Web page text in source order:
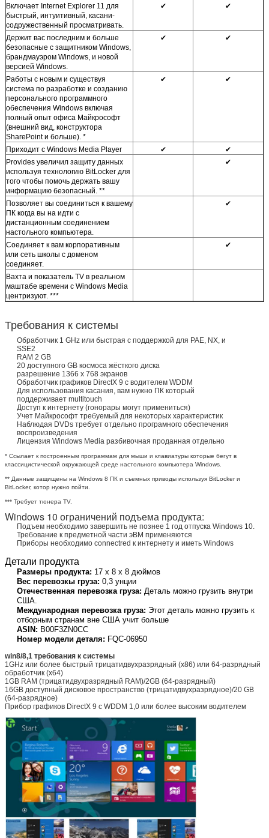
Включает Internet Explorer 11 для
быстрый, интуитивный, касани-
содружественный просматривать.
✔ ✔
Держит вас последним и больше
безопасные с защитником Windows,
брандмауэром Windows, и новой
версией Windows.
✔ ✔
Работы с новым и существуя
система по разработке и созданию
персонального программного
обеспечения Windows включая
полный опыт офиса Майкрософт
(внешний вид, конструктора
SharePoint и больше). *
✔ ✔
Приходит с Windows Media Player ✔
✔
Provides увеличил защиту данных
используя технологию BitLocker для
того чтобы помочь держать вашу
информацию безопасный. **
✔
Позволяет вы соединиться к вашему
ПК когда вы на идти с
дистанционным соединением
настольного компьютера.
✔
Соединяет к вам корпоративным
или сеть школы с доменом
соединяет.
✔
Вахта и показатель TV в реальном
маштабе времени с Windows Media
центризуют. ***
Требования к системы
Обработчик 1 GHz или быстрая с поддержкой для PAE, NX, и
SSE2
RAM 2 GB
20 доступного GB космоса жёсткого диска
разрешение 1366 x 768 экранов
Обработчик графиков DirectX 9 с водителем WDDM
Для использования касания, вам нужно ПК который
поддерживает multitouch
Доступ к интернету (гонорары могут примениться)
Учет Майкрософт требуемый для некоторых характеристик
Наблюдая DVDs требует отдельно програмного обеспечения
воспроизведения
Лицензия Windows Media разбивочная проданная отдельно
* Ссылает к построенным программам для мыши и клавиатуры которые бегут в
классицистической окружающей среде настольного компьютера Windows.
** Данные защищены на Windows 8 ПК и съемных приводы используя BitLocker и
BitLocker, котор нужно пойти.
*** Требует тюнера TV.
Windows 10 ограничений подъема продукта:
Подъем необходимо завершить не познее 1 год отпуска Windows 10.
Требование к предметной части эВМ применяются
Приборы необходимо connectred к интернету и иметь Windows
Детали продукта
Размеры продукта: 17 x 8 x 8 дюймов
Вес перевозкы груза: 0,3 унции
Отечественная перевозка груза: Деталь можно грузить внутри
США.
Международная перевозка груза: Этот деталь можно грузить к
отборным странам вне США учит больше
ASIN: B00F3ZN0CC
Номер модели деталя: FQC-06950
win8/8,1 требования к системы
1GHz или более быстрый трицатидвухразрядный (x86) или 64-разрядный
обработчик (x64)
1GB RAM (трицатидвухразрядный RAM)/2GB (64-разрядный)
16GB доступный дисковое пространство (трицатидвухразрядное)/20 GB
(64-разрядное)
Прибор графиков DirectX 9 с WDDM 1,0 или более высоким водителем